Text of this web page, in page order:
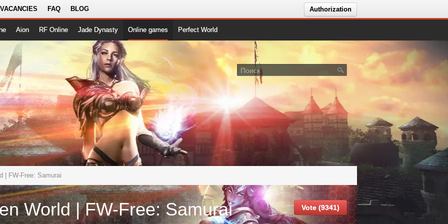
FAQ BLOG Authorization
Aion RF Online Jade Dynasty Online games Perfect World
| FW-Free: Samurai
World | FW-Free: Samurai Vote (9341)